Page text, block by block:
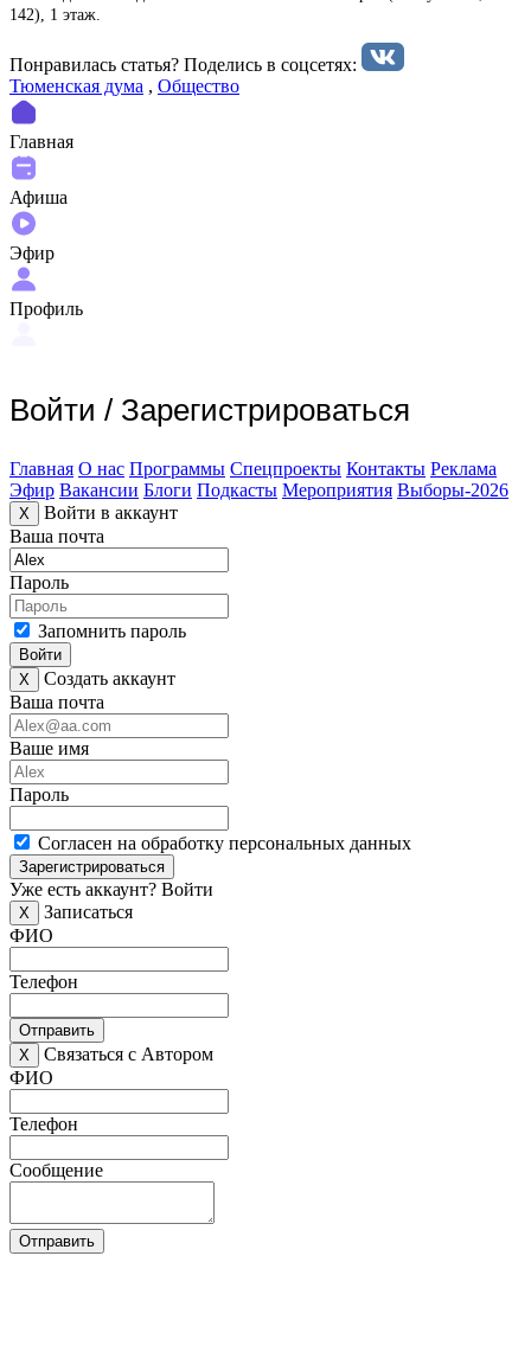
142), 1 этаж.
Понравилась статья? Поделиcь в соцсетях:
Тюменская дума , Общество
Главная
Афиша
Эфир
Профиль
Войти / Зарегистрироваться
Главная О нас Программы Спецпроекты Контакты Реклама
Эфир Вакансии Блоги Подкасты Мероприятия Выборы-2026
X
Войти в аккаунт
Ваша почта
Пароль
Запомнить пароль
Войти
X
Создать аккаунт
Ваша почта
Ваше имя
Пароль
Согласен на обработку персональных данных
Зарегистрироваться
Уже есть аккаунт? Войти
X
Записаться
ФИО
Телефон
Отправить
X
Связаться с Автором
ФИО
Телефон
Сообщение
Отправить